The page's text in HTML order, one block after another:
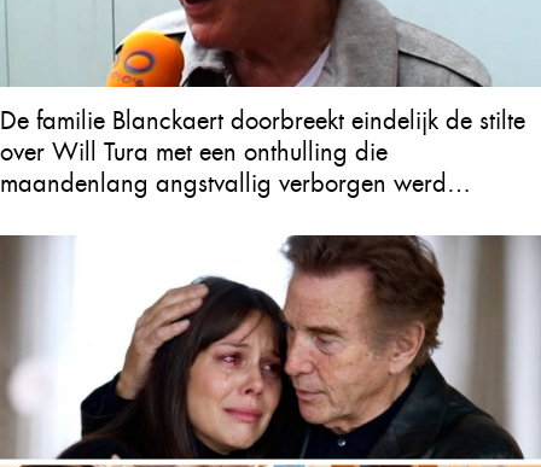
De familie Blanckaert doorbreekt eindelijk de stilte
over Will Tura met een onthulling die
maandenlang angstvallig verborgen werd